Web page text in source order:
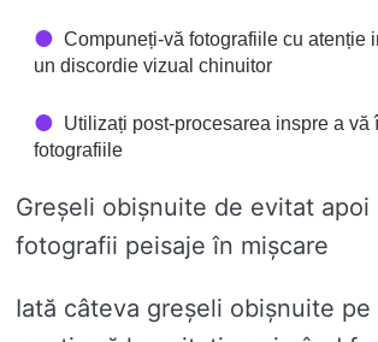
Compuneți-vă fotografiile cu atenție
un discordie vizual chinuitor
Utilizați post-procesarea inspre a vă
fotografiile
Greșeli obișnuite de evitat apoi
fotografii peisaje în mișcare
Iată câteva greșeli obișnuite pe